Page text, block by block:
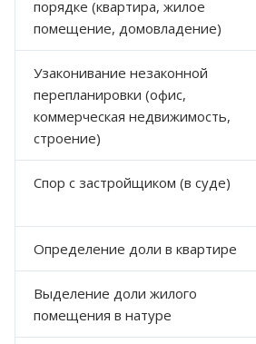
порядке (квартира, жилое
помещение, домовладение)
Узаконивание незаконной
перепланировки (офис,
коммерческая недвижимость,
строение)
Спор с застройщиком (в суде)
Определение доли в квартире
Выделение доли жилого
помещения в натуре